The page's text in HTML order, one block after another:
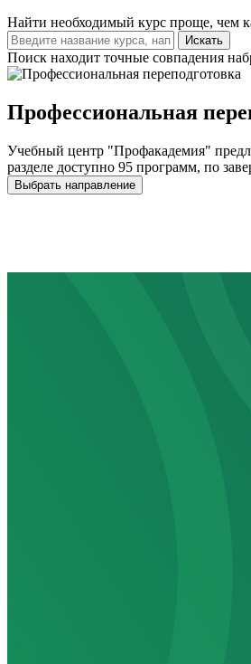
Найти необходимый курс проще, чем
Искать
Поиск находит точные совпадения
Профессиональная
Учебный центр "Профакадемия"
разделе доступно 95 программ, по
Выбрать направление